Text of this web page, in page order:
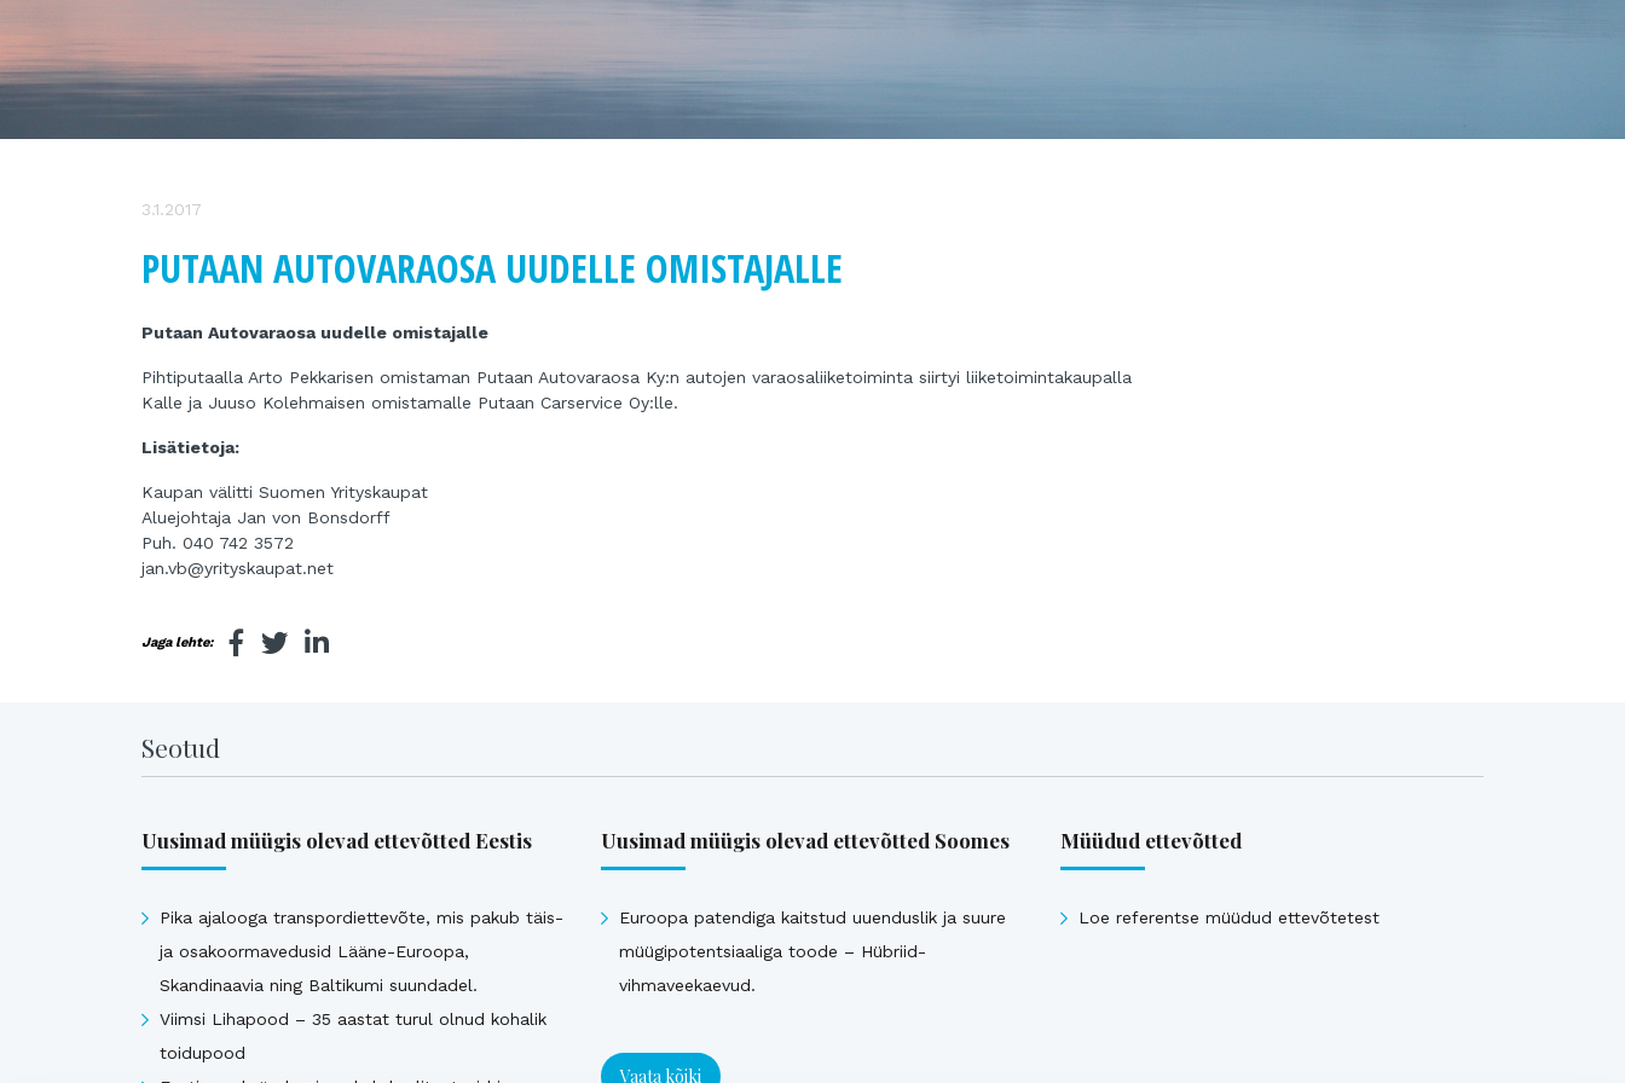
3.1.2017
PUTAAN AUTOVARAOSA UUDELLE OMISTAJALLE
Putaan Autovaraosa uudelle omistajalle
Pihtiputaalla Arto Pekkarisen omistaman Putaan Autovaraosa Ky:n autojen varaosaliiketoiminta siirtyi liiketoimintakaupalla
Kalle ja Juuso Kolehmaisen omistamalle Putaan Carservice Oy:lle.
Lisätietoja:
Kaupan välitti Suomen Yrityskaupat
Aluejohtaja Jan von Bonsdorff
Puh. 040 742 3572
jan.vb@yrityskaupat.net
Jaga lehte:
Seotud
Uusimad müügis olevad ettevõtted Eestis
Pika ajalooga transpordiettevõte, mis pakub täis-
ja osakoormavedusid Lääne-Euroopa,
Skandinaavia ning Baltikumi suundadel.
Viimsi Lihapood – 35 aastat turul olnud kohalik
toidupood
Uusimad müügis olevad ettevõtted Soomes
Euroopa patendiga kaitstud uuenduslik ja suure
müügipotentsiaaliga toode – Hübriid-
vihmaveekaevud.
Vaata kõiki
Müüdud ettevõtted
Loe referentse müüdud ettevõtetest